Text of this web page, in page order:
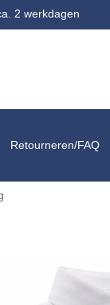
2 werkdagen
Retourneren/FAQ